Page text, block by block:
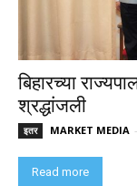
बिहारच्या
श्रद्धांजली
इतर MARKET MEDIA -
Read more